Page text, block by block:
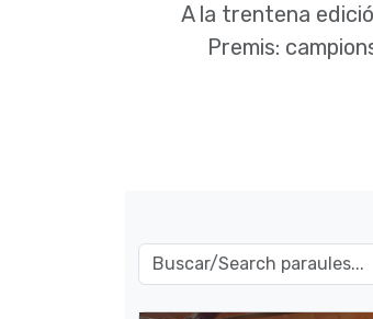
A la trentena
Premis: